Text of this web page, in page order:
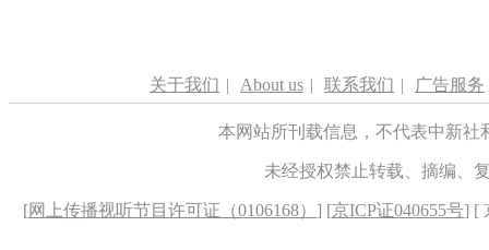
关于我们 | About us | 联系我们 | 广告服务
本网站所刊载信息，不代表中新
未经授权禁止转载、摘编、
[网上传播视听节目许可证（0106168） ] [京ICP证040655号] [